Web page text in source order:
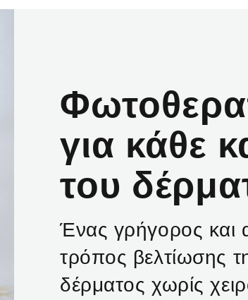
για κάθε
του
Ένας γρήγορος και
τρόπος βελτίωσης
δέρματος χωρίς